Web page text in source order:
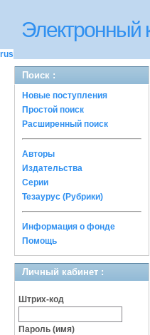
Электронный
rus
Поиск :
Новые поступления
Простой поиск
Расширенный поиск
Авторы
Издательства
Серии
Тезаурус (Рубрики)
Информация о фонде
Помощь
Личный кабинет :
Штрих-код
Пароль (имя)